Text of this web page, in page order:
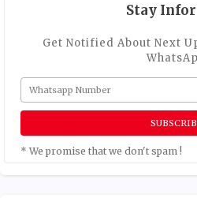
Stay
Get Notified About Next
* We promise that we don't spam !